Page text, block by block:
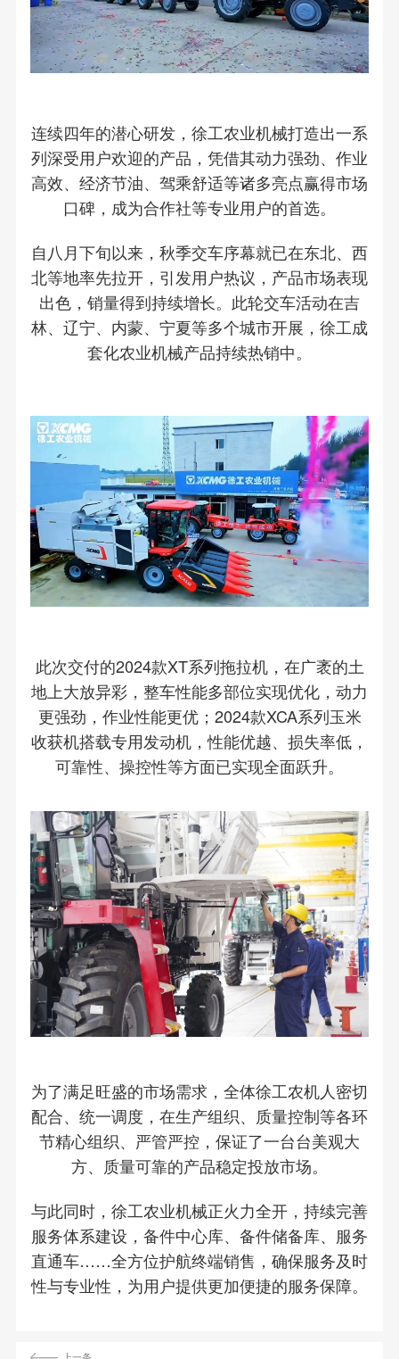
连续四年的潜心研发，徐工农业机械打造出一系
列深受用户欢迎的产品，凭借其动力强劲、作业
高效、经济节油、驾乘舒适等诸多亮点赢得市场
口碑，成为合作社等专业用户的首选。
自八月下旬以来，秋季交车序幕就已在东北、西
北等地率先拉开，引发用户热议，产品市场表现
出色，销量得到持续增长。此轮交车活动在吉
林、辽宁、内蒙、宁夏等多个城市开展，徐工成
套化农业机械产品持续热销中。
此次交付的2024款XT系列拖拉机，在广袤的土
地上大放异彩，整车性能多部位实现优化，动力
更强劲，作业性能更优；2024款XCA系列玉米
收获机搭载专用发动机，性能优越、损失率低，
可靠性、操控性等方面已实现全面跃升。
为了满足旺盛的市场需求，全体徐工农机人密切
配合、统一调度，在生产组织、质量控制等各环
节精心组织、严管严控，保证了一台台美观大
方、质量可靠的产品稳定投放市场。
与此同时，徐工农业机械正火力全开，持续完善
服务体系建设，备件中心库、备件储备库、服务
直通车……全方位护航终端销售，确保服务及时
性与专业性，为用户提供更加便捷的服务保障。